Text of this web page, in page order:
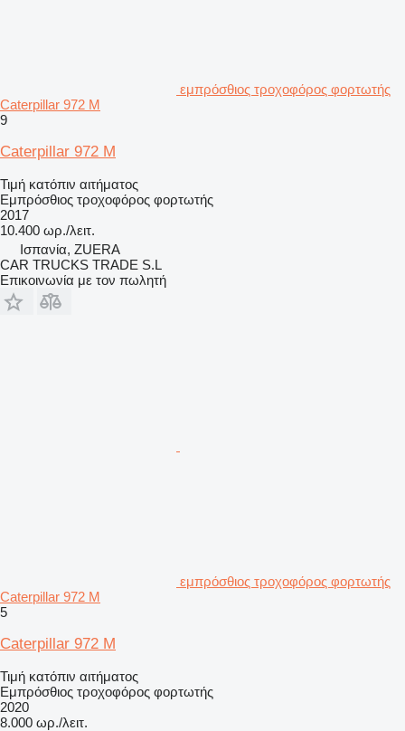
εμπρόσθιος τροχοφόρος φορτωτής
Caterpillar 972 M
9
Caterpillar 972 M
Τιμή κατόπιν αιτήματος
Εμπρόσθιος τροχοφόρος φορτωτής
2017
10.400 ωρ./λειτ.
Ισπανία, ZUERA
CAR TRUCKS TRADE S.L
Επικοινωνία με τον πωλητή
εμπρόσθιος τροχοφόρος φορτωτής
Caterpillar 972 M
5
Caterpillar 972 M
Τιμή κατόπιν αιτήματος
Εμπρόσθιος τροχοφόρος φορτωτής
2020
8.000 ωρ./λειτ.